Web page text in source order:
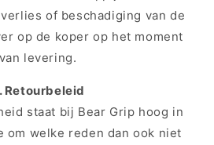
of beschadiging van de
op de koper op het moment
van levering.
Retourbeleid
staat bij Bear Grip hoog in
om welke reden dan ook niet